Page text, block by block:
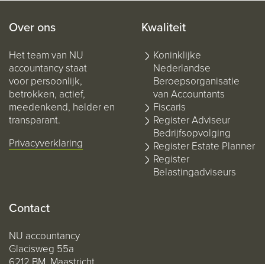
Over ons
Het team van NU
accountancy staat
voor persoonlijk,
betrokken, actief,
meedenkend, helder en
transparant.
Privacyverklaring
Kwaliteit
Koninklijke
Nederlandse
Beroepsorganisatie
van Accountants
Fiscaris
Register Adviseur
Bedrijfsopvolging
Register Estate Planner
Register
Belastingadviseurs
Contact
NU accountancy
Glacisweg 55a